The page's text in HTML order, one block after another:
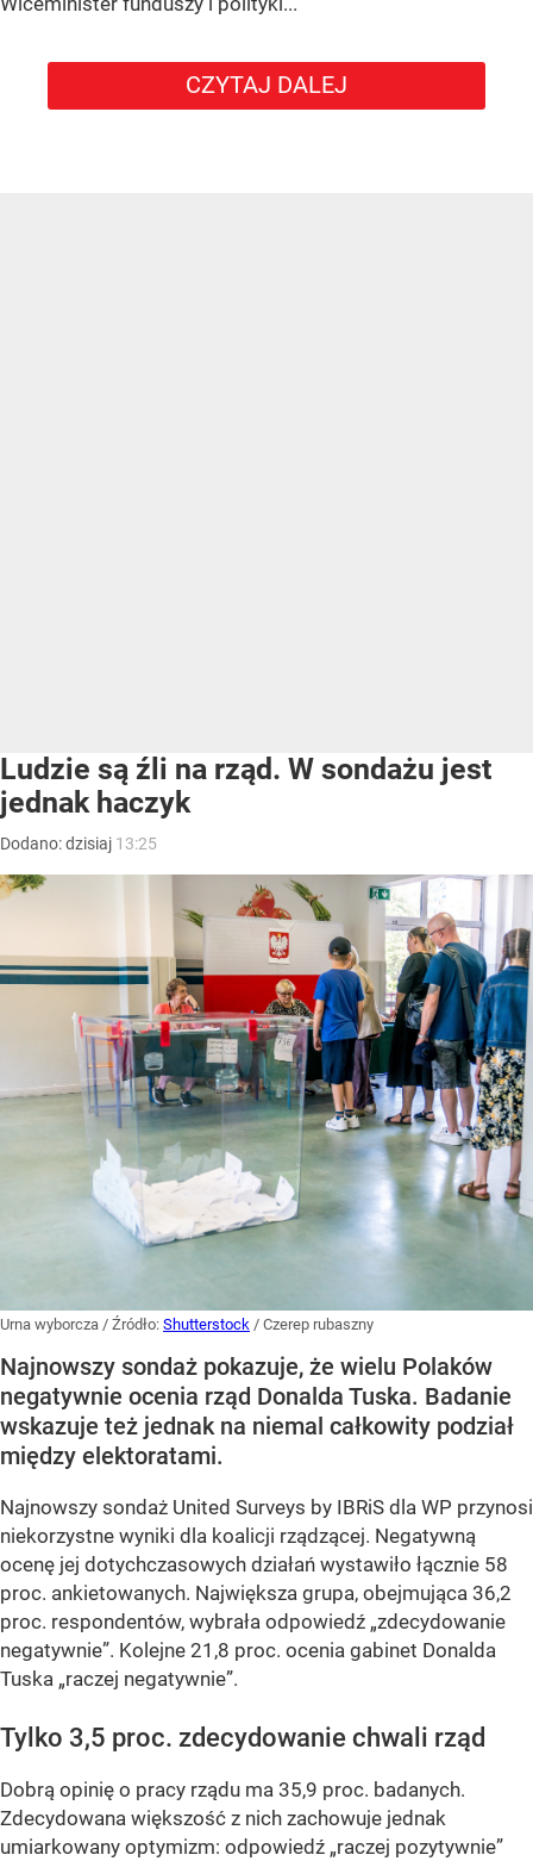
CZYTAJ DALEJ
Ludzie są źli na rząd. W sondażu jest
jednak haczyk
Dodano:dzisiaj 13:25
Urna wyborcza / Źródło: Shutterstock / Czerep rubaszny
Najnowszy sondaż pokazuje, że wielu Polaków
negatywnie ocenia rząd Donalda Tuska. Badanie
wskazuje też jednak na niemal całkowity podział
między elektoratami.
Najnowszy sondaż United Surveys by IBRiS dla WP przynosi
niekorzystne wyniki dla koalicji rządzącej. Negatywną
ocenę jej dotychczasowych działań wystawiło łącznie 58
proc. ankietowanych. Największa grupa, obejmująca 36,2
proc. respondentów, wybrała odpowiedź „zdecydowanie
negatywnie”. Kolejne 21,8 proc. ocenia gabinet Donalda
Tuska „raczej negatywnie”.
Tylko 3,5 proc. zdecydowanie chwali rząd
Dobrą opinię o pracy rządu ma 35,9 proc. badanych.
Zdecydowana większość z nich zachowuje jednak
umiarkowany optymizm: odpowiedź „raczej pozytywnie”